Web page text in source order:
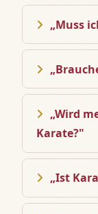
„Muss
„Wird
Karate?"
„Ist